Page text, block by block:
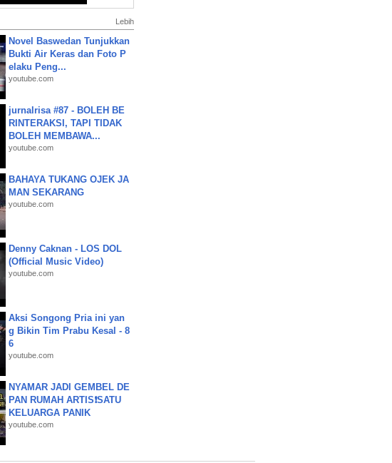
Lebih
Novel Baswedan Tunjukkan
Bukti Air Keras dan Foto P
elaku Peng...
youtube.com
jurnalrisa #87 - BOLEH BE
RINTERAKSI, TAPI TIDAK
BOLEH MEMBAWA...
youtube.com
BAHAYA TUKANG OJEK JA
MAN SEKARANG
youtube.com
Denny Caknan - LOS DOL
(Official Music Video)
youtube.com
Aksi Songong Pria ini yan
g Bikin Tim Prabu Kesal - 8
6
youtube.com
NYAMAR JADI GEMBEL DE
PAN RUMAH ARTIS❗SATU
KELUARGA PANIK
youtube.com